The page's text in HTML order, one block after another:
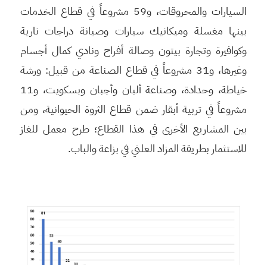
السيارات والمحروقات، و59 مشروعاً في قطاع الخدمات
بينها مغسلة وميكانيك سيارات وصيانة دراجات نارية
وكوافيرة وتجارة بيتون وصالة أفراح ونادي كمال أجسام
وغيرها، و31 مشروعاً في قطاع الصناعة من قبيل: ورشة
خياطة، وحدادة، وصناعة ألبان وأجبان وبسكويت، و11
مشروعاً في تربية أبقار ضمن قطاع الثروة الحيوانية، ومن
بين المشاريع الأخرى في هذا القطاع؛ طرح معمل للغاز
للاستثمار بطريقة المزاد العلني في بزاعة والباب.